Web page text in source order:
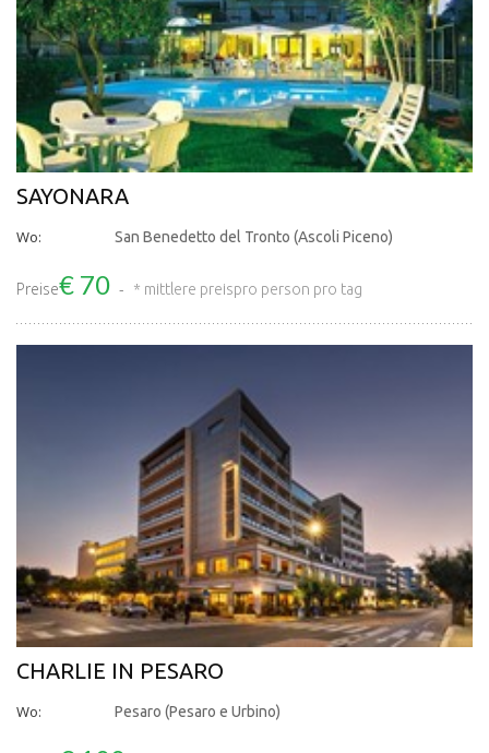
SAYONARA
Wo: San Benedetto del Tronto (Ascoli Piceno)
Preise€ 70 * mittlere preispro person pro tag
CHARLIE IN PESARO
Wo: Pesaro (Pesaro e Urbino)